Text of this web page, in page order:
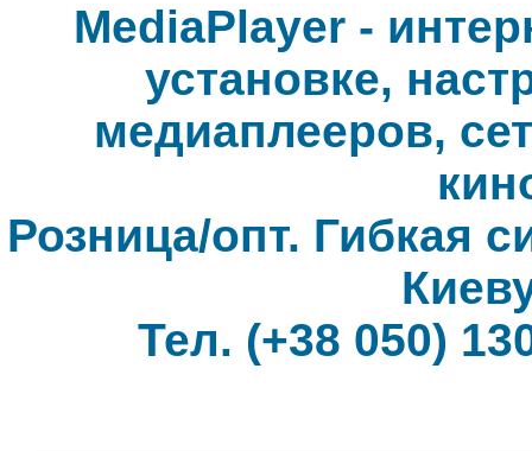
MediaPlayer -
установке,
медиаплееров,
Розница/опт. Гибкая
Тел. (+38 050)